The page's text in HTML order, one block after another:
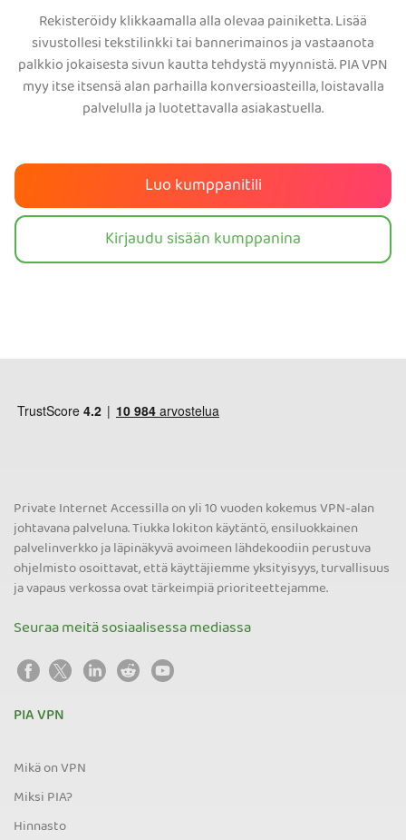
Rekisteröidy klikkaamalla alla olevaa painiketta. Lisää
sivustollesi tekstilinkki tai bannerimainos ja vastaanota
palkkio jokaisesta sivun kautta tehdystä myynnistä. PIA VPN
myy itse itsensä alan parhailla konversioasteilla, loistavalla
palvelulla ja luotettavalla asiakastuella.
Luo kumppanitili
Kirjaudu sisään kumppanina
Private Internet Accessilla on yli 10 vuoden kokemus VPN-alan
johtavana palveluna. Tiukka lokiton käytäntö, ensiluokkainen
palvelinverkko ja läpinäkyvä avoimeen lähdekoodiin perustuva
ohjelmisto osoittavat, että käyttäjiemme yksityisyys, turvallisuus
ja vapaus verkossa ovat tärkeimpiä prioriteettejamme.
Seuraa meitä sosiaalisessa mediassa
PIA VPN
Mikä on VPN
Miksi PIA?
Hinnasto